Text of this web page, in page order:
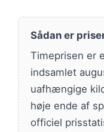
Sådan er
Timeprisen er
indsamlet
uafhængige
høje ende af
officiel